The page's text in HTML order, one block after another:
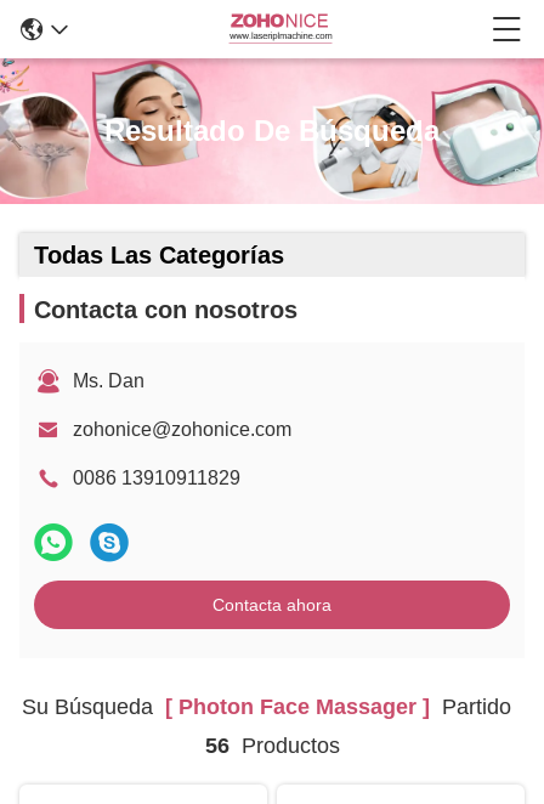
Resultado De Búsqueda
Todas Las Categorías
Contacta con nosotros
Ms. Dan
zohonice@zohonice.com
0086 13910911829
Contacta ahora
Su Búsqueda[ Photon Face Massager ]
Partido
56Productos